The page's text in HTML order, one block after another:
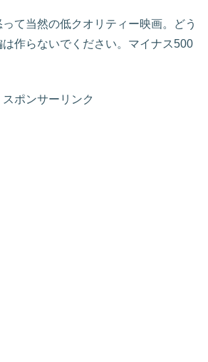
て当然の低クオリティー映画。どう
作らないでください。マイナス500
スポンサーリンク